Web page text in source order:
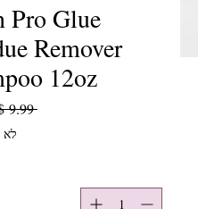
Pro Glue
Remover
12oz
‏9.99 ‏$
לא